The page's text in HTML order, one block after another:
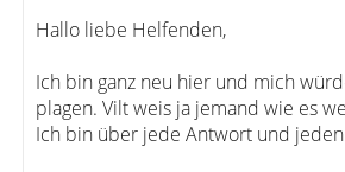
Hallo liebe Helfenden,
Ich bin ganz neu hier und mich
plagen. Vilt weis ja jemand wie es
Ich bin über jede Antwort und